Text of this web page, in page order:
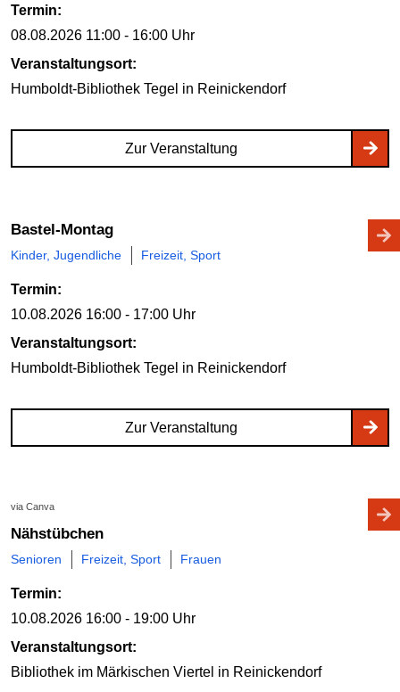
Termin:
08.08.2026 11:00 - 16:00 Uhr
Veranstaltungsort:
Humboldt-Bibliothek Tegel in Reinickendorf
Zur Veranstaltung
Bastel-Montag
Kinder, Jugendliche Freizeit, Sport
Termin:
10.08.2026 16:00 - 17:00 Uhr
Veranstaltungsort:
Humboldt-Bibliothek Tegel in Reinickendorf
Zur Veranstaltung
via Canva
Nähstübchen
Senioren Freizeit, Sport Frauen
Termin:
10.08.2026 16:00 - 19:00 Uhr
Veranstaltungsort:
Bibliothek im Märkischen Viertel in Reinickendorf